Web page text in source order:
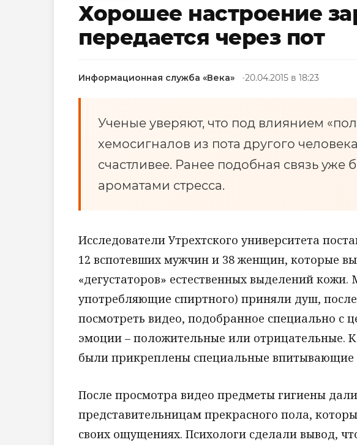
Хорошее настроение
передается через пот
Информационная служба «Века» 20.04.2015 в 18:23
Ученые уверяют, что под влиянием
хемосигналов из пота другого
счастливее. Ранее подобная связь уже
ароматами стресса.
Исследователи Утрехтского университета
12 вспотевших мужчин и 38 женщин, которые
«дегустаторов» естественных выделений
употребляющие спиртного) приняли душ,
посмотреть видео, подобранное специально с
эмоции – положительные или
были прикреплены специальные впитывающие
После просмотра видео предметы гигиены
представительницам прекрасного пола,
своих ощущениях. Психологи сделали вывод,